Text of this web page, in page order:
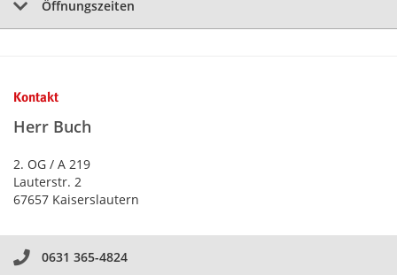
Öffnungszeiten
Kontakt
Herr Buch
2. OG / A 219
Lauterstr. 2
67657 Kaiserslautern
0631 365-4824